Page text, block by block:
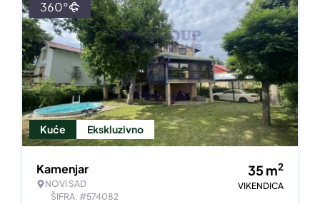
Kuće Ekskluzivno
360°
Kamenjar
NOVI SAD
ŠIFRA: #574082
35m2
VIKENDICA